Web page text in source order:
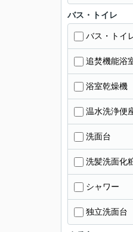
バス・トイレ
バス・トイ
追焚機能浴
浴室乾燥機
温水洗浄便
洗面台
洗髪洗面化
シャワー
独立洗面台